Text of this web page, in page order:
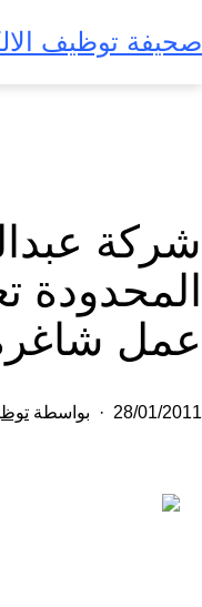
إلى
المحتوى
صحيفة توظيف
شركة
عمل
تم
28/01/2011 بواسطة